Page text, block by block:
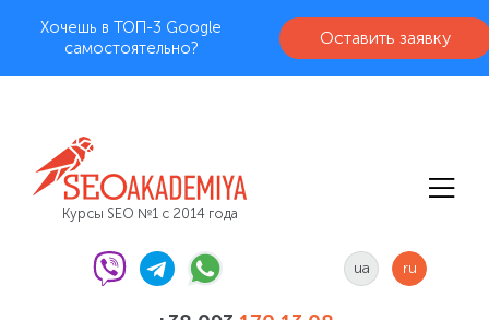
Хочешь в ТОП-3 Google
самостоятельно?
Оставить заявку
Курсы SEO №1 с 2014 года
ua ru